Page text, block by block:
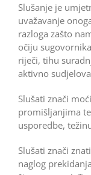
Slušanje je
uvažavanje
razloga zašto
očiju
riječi, tihu
aktivno
Slušati znači
promišljanjima
usporedbe,
Slušati znači
naglog